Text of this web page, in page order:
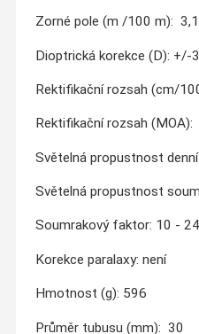
Zorné pole (m /100 m):
Dioptrická korekce (D): +/-3
Rektifikační rozsah (cm/
Rektifikační rozsah (MOA):
Světelná propustnost
Světelná propustnost
Soumrakový faktor: 10 -
Korekce paralaxy: není
Hmotnost (g): 596
Průměr tubusu (mm): 30